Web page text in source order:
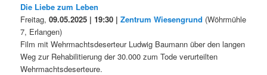
Die Liebe zum Leben
Freitag,09.05.2025 | 19:30 |Zentrum Wiesengrund (Wöhrmühle
7, Erlangen)
Film mit Wehrmachtsdeserteur Ludwig Baumann über den langen
Weg zur Rehabilitierung der 30.000 zum Tode verurteilten
Wehrmachtsdeserteure.